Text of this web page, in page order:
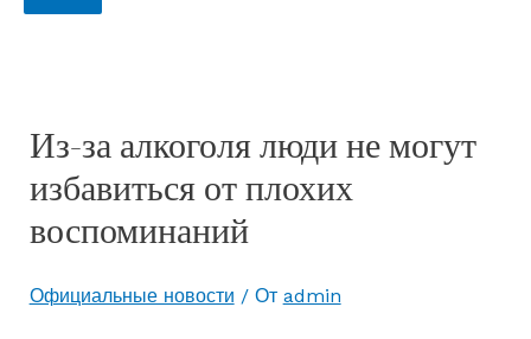
Из-за алкоголя люди не могут
избавиться от плохих
воспоминаний
Официальные новости / От admin